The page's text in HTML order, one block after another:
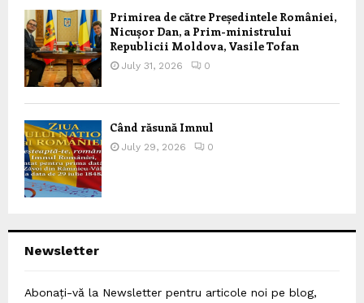
Primirea de către Președintele României,
Nicușor Dan, a Prim-ministrului
Republicii Moldova, Vasile Tofan
July 31, 2026 0
Când răsună Imnul
July 29, 2026 0
Newsletter
Abonați-vă la Newsletter pentru articole noi pe blog,